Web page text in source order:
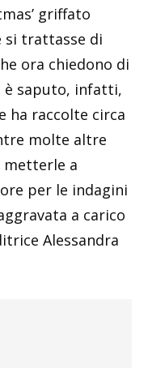
griffato
si trattasse di
ora chiedono di
è saputo, infatti,
ha raccolte circa
molte altre
metterle a
per le indagini
a carico
Alessandra